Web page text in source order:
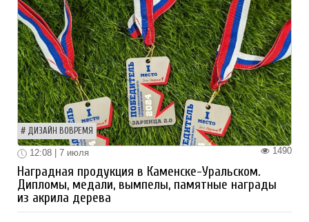
ДИЗАЙН ВОВРЕМЯ
1490
12:08 | 7 июля
Наградная продукция в Каменске-Уральском.
Дипломы, медали, вымпелы, памятные награды
из акрила дерева